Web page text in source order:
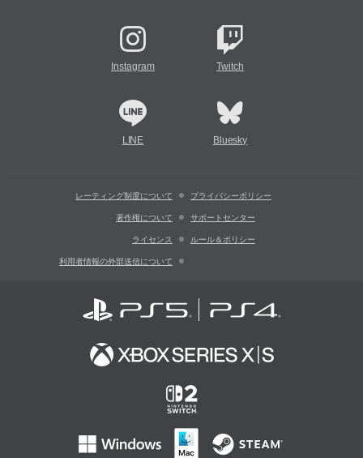
Instagram Twitch
LINE Bluesky
レーティング制度について プライバシーポリシー
著作権について サポートセンター
ライセンス ルール＆ポリシー
利用者情報の外部送信について